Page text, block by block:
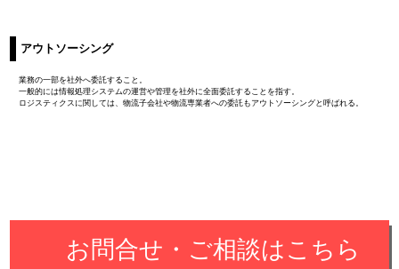
アウトソーシング
業務の一部を社外へ委託すること。
一般的には情報処理システムの運営や管理を社外に全面委託することを指す。
ロジスティクスに関しては、物流子会社や物流専業者への委託もアウトソーシングと呼ばれる。
お問合せ・ご相談はこちら